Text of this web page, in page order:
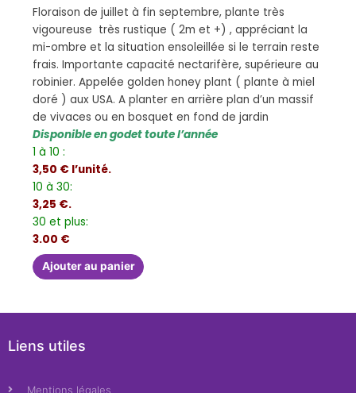
Floraison de juillet à fin septembre, plante très
vigoureuse très rustique ( 2m et +) , appréciant la
mi-ombre et la situation ensoleillée si le terrain reste
frais. Importante capacité nectarifère, supérieure au
robinier. Appelée golden honey plant ( plante à miel
doré ) aux USA. A planter en arrière plan d’un massif
de vivaces ou en bosquet en fond de jardin
Disponible en godet toute l’année
1 à 10 :
3,50 € l’unité.
10 à 30:
3,25 €.
30 et plus:
3.00 €
Ajouter au panier
Liens utiles
Mentions légales